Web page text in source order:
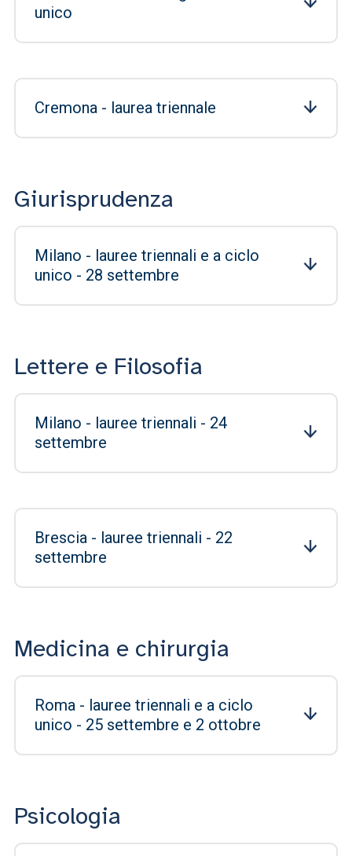
unico
Cremona - laurea triennale
Giurisprudenza
Milano - lauree triennali e a ciclo
unico - 28 settembre
Lettere e Filosofia
Milano - lauree triennali - 24
settembre
Brescia - lauree triennali - 22
settembre
Medicina e chirurgia
Roma - lauree triennali e a ciclo
unico - 25 settembre e 2 ottobre
Psicologia